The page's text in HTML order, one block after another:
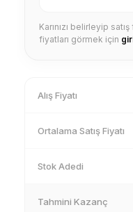
Karınızı belirleyip
fiyatları görmek için
Alış Fiyatı
Ortalama Satış Fiyatı
Stok Adedi
Tahmini Kazanç